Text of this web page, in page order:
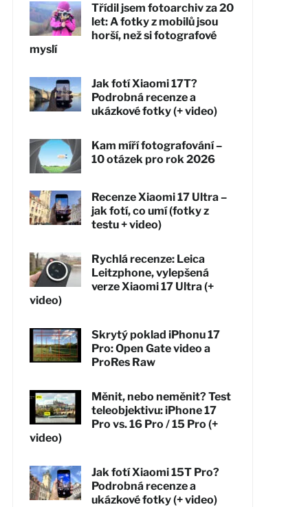
Třídil jsem fotoarchiv za 20
let: A fotky z mobilů jsou
horší, než si fotografové
myslí
Jak fotí Xiaomi 17T?
Podrobná recenze a
ukázkové fotky (+ video)
Kam míří fotografování –
10 otázek pro rok 2026
Recenze Xiaomi 17 Ultra –
jak fotí, co umí (fotky z
testu + video)
Rychlá recenze: Leica
Leitzphone, vylepšená
verze Xiaomi 17 Ultra (+
video)
Skrytý poklad iPhonu 17
Pro: Open Gate video a
ProRes Raw
Měnit, nebo neměnit? Test
teleobjektivu: iPhone 17
Pro vs. 16 Pro / 15 Pro (+
video)
Jak fotí Xiaomi 15T Pro?
Podrobná recenze a
ukázkové fotky (+ video)